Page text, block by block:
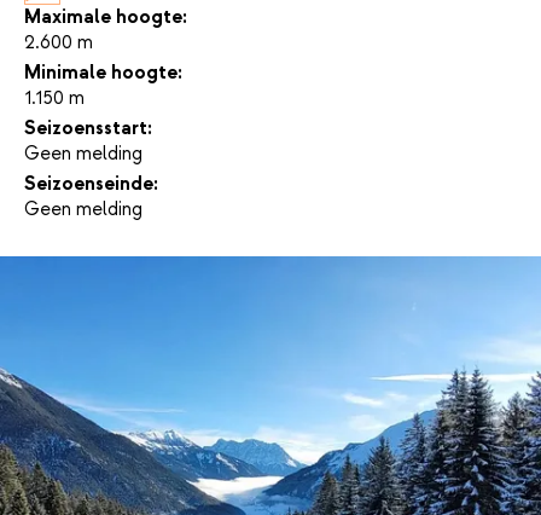
-
Maximale hoogte:
2.600 m
Minimale hoogte:
1.150 m
Seizoensstart:
Geen melding
Seizoenseinde:
Geen melding